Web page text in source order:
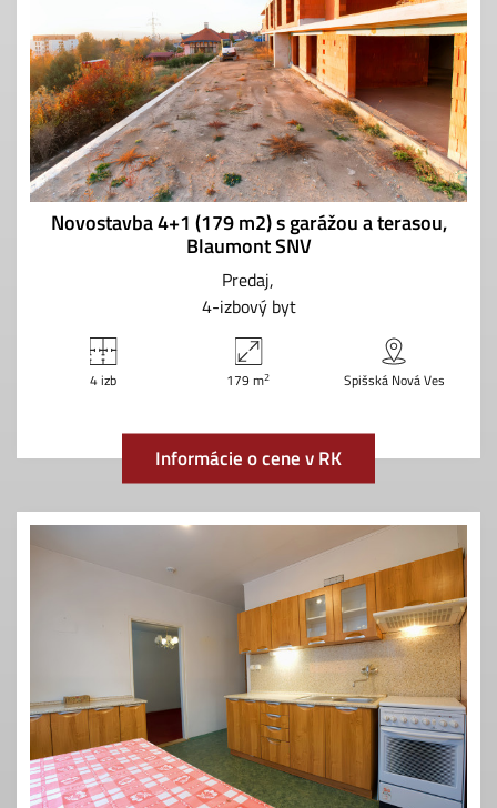
Novostavba 4+1 (179 m2) s garážou a terasou,
Blaumont SNV
Predaj
4-izbový byt
4 izb 179 m2 Spišská Nová Ves
Informácie o cene v RK